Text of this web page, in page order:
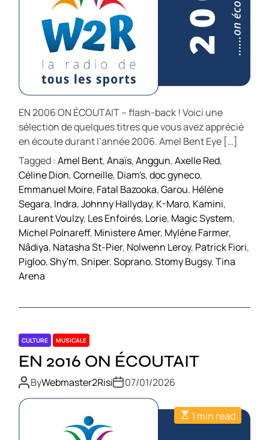
EN 2006 ON ÉCOUTAIT – flash-back ! Voici une
sélection de quelques titres que vous avez apprécié
en écoute durant l’année 2006. Amel Bent Eye […]
Tagged :Amel Bent,Anaïs,Anggun,Axelle Red,
Céline Dion,Corneille, Diam's,doc gyneco,
Emmanuel Moire, Fatal Bazooka,Garou, Hélène
Segara, Indra,Johnny Hallyday, K-Maro, Kamini,
Laurent Voulzy, Les Enfoirés, Lorie, Magic System,
Michel Polnareff, Ministere Amer, Mylène Farmer,
Nâdiya, Natasha St-Pier, Nolwenn Leroy, Patrick Fiori,
Pigloo,Shy'm,Sniper,Soprano,Stomy Bugsy,Tina
Arena
CULTURE MUSICALE
EN 2016 ON ÉCOUTAIT
ByWebmaster2Risi 07/01/2026
1 min read